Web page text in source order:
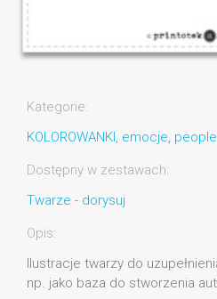
Kategorie:
KOLOROWANKI , emocje, people
Dostępny w zestawach:
Twarze - dorysuj
Opis:
Ilustracje twarzy do
np. jako baza do stworzenia